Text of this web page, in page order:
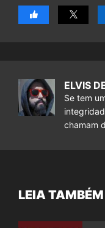
ELVIS
Se tem
chamam
LEIA TAMBÉM